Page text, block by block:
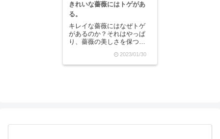
きれいな薔薇にはトゲがあ
る。
キレイな薔薇にはなぜトゲ
があるのか？それはやっぱ
り、薔薇の美しさを保つた
ょう。薔薇は自分の美しさ
を保とうだなんて自分では
2023/01/30